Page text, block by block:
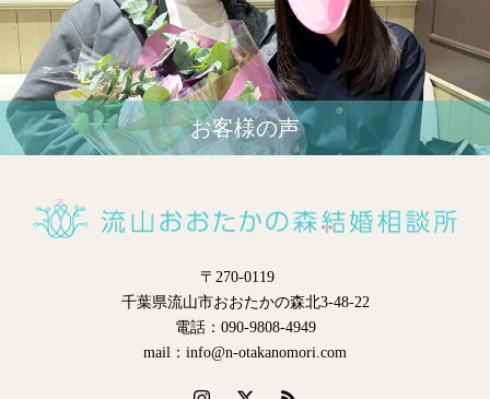
お客様の声
〒270-0119
千葉県流山市おおたかの森北3-48-22
電話：090-9808-4949
mail：info@n-otakanomori.com